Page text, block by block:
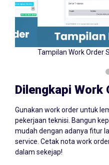
Tampilan Input Work Order
Dilengkapi Work
Gunakan work order untuk
pekerjaan teknisi. Bangun
mudah dengan adanya fitur
service. Cetak nota work